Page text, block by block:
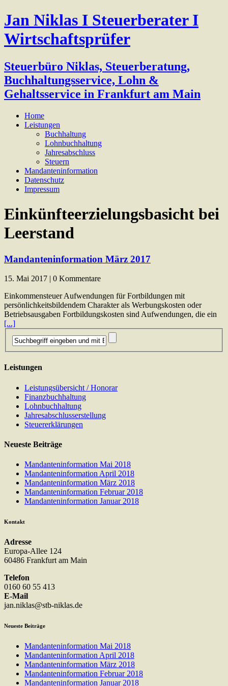
Jan Niklas I Steuerberater I
Wirtschaftsprüfer
Steuerbüro Niklas, Steuerberatung,
Buchhaltungsservice, Lohn &
Gehaltsservice in Frankfurt am Main
Home
Leistungen
Buchhaltung
Lohnbuchhaltung
Jahresabschluss
Steuern
Mandanteninformation
Datenschutz
Impressum
Einkünfteerzielungsbasicht bei
Leerstand
Mandanteninformation März 2017
15. Mai 2017 | 0 Kommentare
Einkommensteuer Aufwendungen für Fortbildungen mit
persönlichkeitsbildendem Charakter als Werbungskosten oder
Betriebsausgaben Fortbildungskosten sind Aufwendungen, die ein
[...]
Leistungen
Leistungsübersicht / Honorar
Finanzbuchhaltung
Lohnbuchhaltung
Jahresabschlusserstellung
Steuererklärungen
Neueste Beiträge
Mandanteninformation Mai 2018
Mandanteninformation April 2018
Mandanteninformation März 2018
Mandanteninformation Februar 2018
Mandanteninformation Januar 2018
Kontakt
Adresse
Europa-Allee 124
60486 Frankfurt am Main
Telefon
0160 60 55 413
E-Mail
jan.niklas@stb-niklas.de
Neueste Beiträge
Mandanteninformation Mai 2018
Mandanteninformation April 2018
Mandanteninformation März 2018
Mandanteninformation Februar 2018
Mandanteninformation Januar 2018